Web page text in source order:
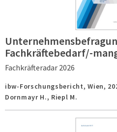
Fachkräftebedarf/-
Fachkräfteradar 2026
ibw-Forschungsbericht,Wien,
Dornmayr H., Riepl M.